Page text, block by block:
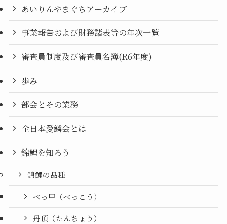
あいりんやまぐちアーカイブ
事業報告および財務諸表等の年次一覧
審査員制度及び審査員名簿(R6年度)
歩み
部会とその業務
全日本愛鱗会とは
錦鯉を知ろう
錦鯉の品種
べっ甲（べっこう）
丹頂（たんちょう）